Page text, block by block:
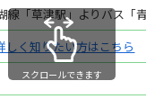
線「草津駅」よりバス「
しく知りたい方はこちら
スクロールできます